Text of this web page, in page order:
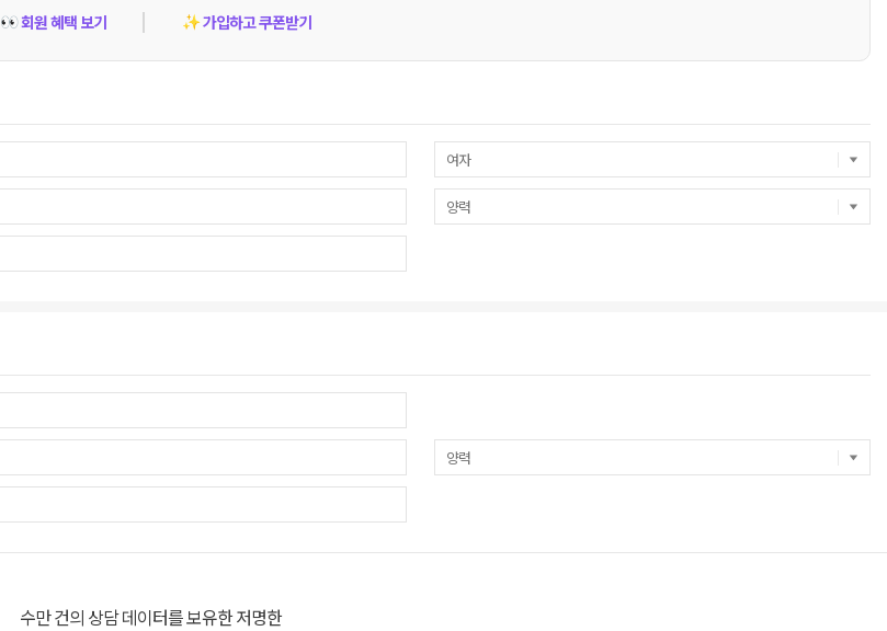
👀회원 혜택 보기 ✨가입하고 쿠폰받기
수만 건의 상담 데이터를 보유한 저명한